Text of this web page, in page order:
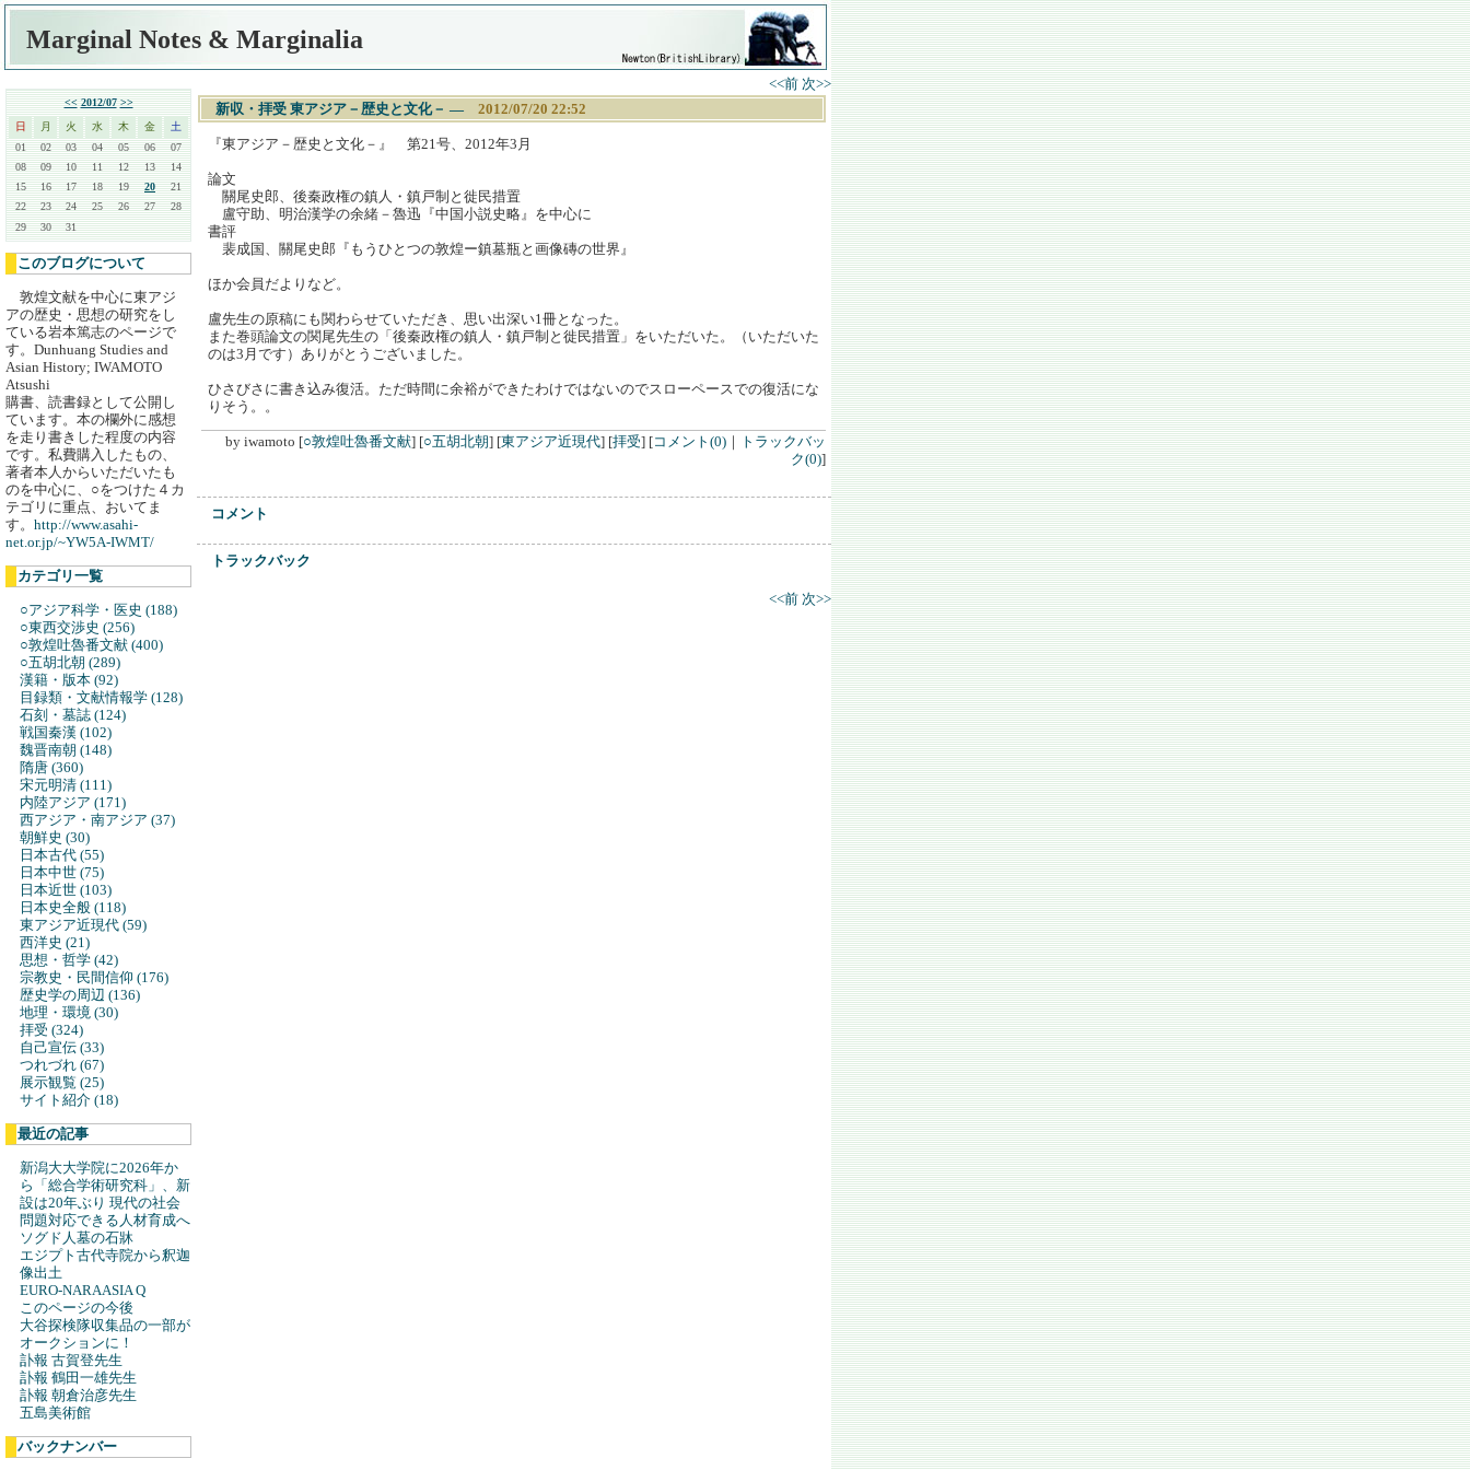
Marginal Notes & Marginalia
<< 2012/07 >>
日
月 火 水 木 金
土
01
02 03 04 05 06
07
08
09 10 11 12 13
14
15
16 17 18 19 20
21
22
23 24 25 26 27
28
29
30 31
このブログについて
敦煌文献を中心に東アジ
アの歴史・思想の研究をし
ている岩本篤志のページで
す。Dunhuang Studies and
Asian History; IWAMOTO
Atsushi
購書、読書録として公開し
ています。本の欄外に感想
を走り書きした程度の内容
です。私費購入したもの、
著者本人からいただいたも
のを中心に、○をつけた４カ
テゴリに重点、おいてま
す。 http://www.asahi-
net.or.jp/~YW5A-IWMT/
カテゴリ一覧
○アジア科学・医史 (188)
○東西交渉史 (256)
○敦煌吐魯番文献 (400)
○五胡北朝 (289)
漢籍・版本 (92)
目録類・文献情報学 (128)
石刻・墓誌 (124)
戦国秦漢 (102)
魏晋南朝 (148)
隋唐 (360)
宋元明清 (111)
内陸アジア (171)
西アジア・南アジア (37)
朝鮮史 (30)
日本古代 (55)
日本中世 (75)
日本近世 (103)
日本史全般 (118)
東アジア近現代 (59)
西洋史 (21)
思想・哲学 (42)
宗教史・民間信仰 (176)
歴史学の周辺 (136)
地理・環境 (30)
拝受 (324)
自己宣伝 (33)
つれづれ (67)
展示観覧 (25)
サイト紹介 (18)
最近の記事
新潟大大学院に2026年か
ら「総合学術研究科」、新
設は20年ぶり 現代の社会
問題対応できる人材育成へ
ソグド人墓の石牀
エジプト古代寺院から釈迦
像出土
EURO-NARAASIA Q
このページの今後
大谷探検隊収集品の一部が
オークションに！
訃報 古賀登先生
訃報 鶴田一雄先生
訃報 朝倉治彦先生
五島美術館
バックナンバー
<<前 次>>
新収・拝受 東アジア－歴史と文化－ ― 2012/07/20 22:52
『東アジア－歴史と文化－』 第21号、2012年3月
論文
關尾史郎、後秦政権の鎮人・鎮戸制と徙民措置
盧守助、明治漢学の余緒－魯迅『中国小説史略』を中心に
書評
裴成国、關尾史郎『もうひとつの敦煌ー鎮墓瓶と画像磚の世界』
ほか会員だよりなど。
盧先生の原稿にも関わらせていただき、思い出深い1冊となった。
また巻頭論文の関尾先生の「後秦政権の鎮人・鎮戸制と徙民措置」をいただいた。（いただいた
のは3月です）ありがとうございました。
ひさびさに書き込み復活。ただ時間に余裕ができたわけではないのでスローペースでの復活にな
りそう。。
by iwamoto [○敦煌吐魯番文献] [○五胡北朝] [東アジア近現代] [拝受] [コメント(0) ｜
トラックバッ
ク(0)]
コメント
トラックバック
<<前 次>>